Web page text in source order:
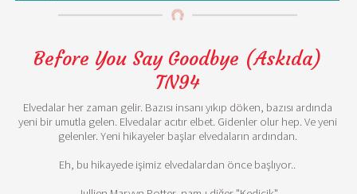
Before You Say Goodbye (Askıda)
TN94
Elvedalar her zaman gelir. Bazısı insanı yıkıp döken, bazısı ardında
yeni bir umutla gelen. Elvedalar acıtır elbet. Gidenler olur hep. Ve yeni
gelenler. Yeni hikayeler başlar elvedaların ardından.
Eh, bu hikayede işimiz elvedalardan önce başlıyor..